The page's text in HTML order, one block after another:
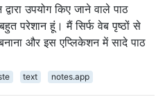
उपयोग किए जाने वाले पाठ
परेशान हूं। मैं सिर्फ वेब पृष्ठों से
और इस एप्लिकेशन में सादे पाठ
text notes.app